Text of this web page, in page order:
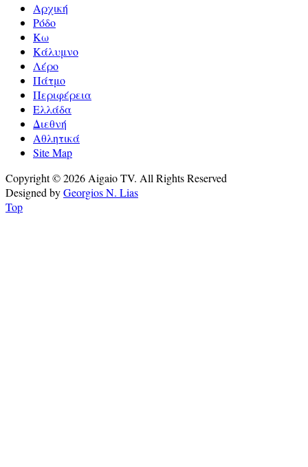
Αρχική
Ρόδο
Κω
Κάλυμνο
Λέρο
Πάτμο
Περιφέρεια
Ελλάδα
Διεθνή
Αθλητικά
Site Map
Copyright © 2026 Aigaio TV. All Rights Reserved
Designed byGeorgios N. Lias
Top